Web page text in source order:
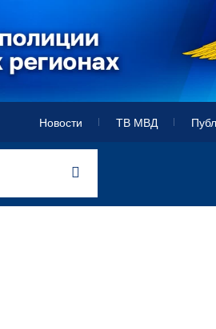
Новости ТВ МВД